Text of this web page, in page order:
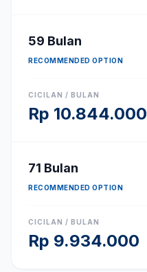
59 Bulan
RECOMMENDED OPTION
CICILAN / BULAN
Rp 10.844.000
71 Bulan
RECOMMENDED OPTION
CICILAN / BULAN
Rp 9.934.000